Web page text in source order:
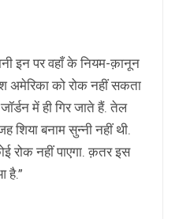
इन पर वहाँ के नियम-क़ानून
अमेरिका को रोक नहीं सकता
में ही गिर जाते हैं. तेल
बनाम सुन्नी नहीं थी.
रोक नहीं पाएगा. क़तर इस
है.”